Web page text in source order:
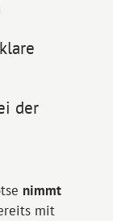
der
nimmt
mit